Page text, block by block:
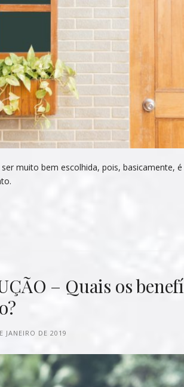
muito bem escolhida, pois, basicamente,
– Quais os
JANEIRO DE 2019